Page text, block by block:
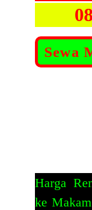
Sewa
Harga
ke